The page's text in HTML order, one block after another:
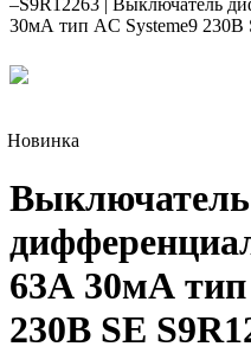
–S9R12263 | Выключатель
30мА тип AC Systeme9 230В
Новинка
Выключатель
63А 30мА тип
230В SE